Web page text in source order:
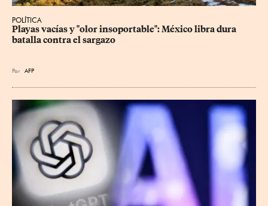
POLÍTICA
Playas vacías y "olor insoportable": México libra dura
batalla contra el sargazo
Por AFP